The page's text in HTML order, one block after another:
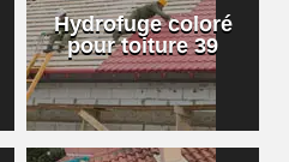
Hydrofuge coloré
pour toiture 39